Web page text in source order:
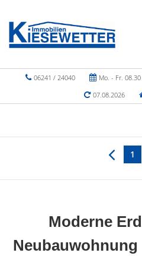
06241 / 24040
Mo. - Fr.
07.08.2026
1
Moderne
Neubauwohnung